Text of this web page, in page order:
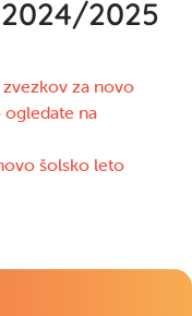
2025
za novo
na
šolsko leto